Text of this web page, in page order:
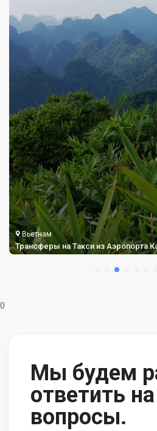
Вьетнам
Трансферы на Такси из Аэропорта
0
Мы будем
ответить
вопросы.